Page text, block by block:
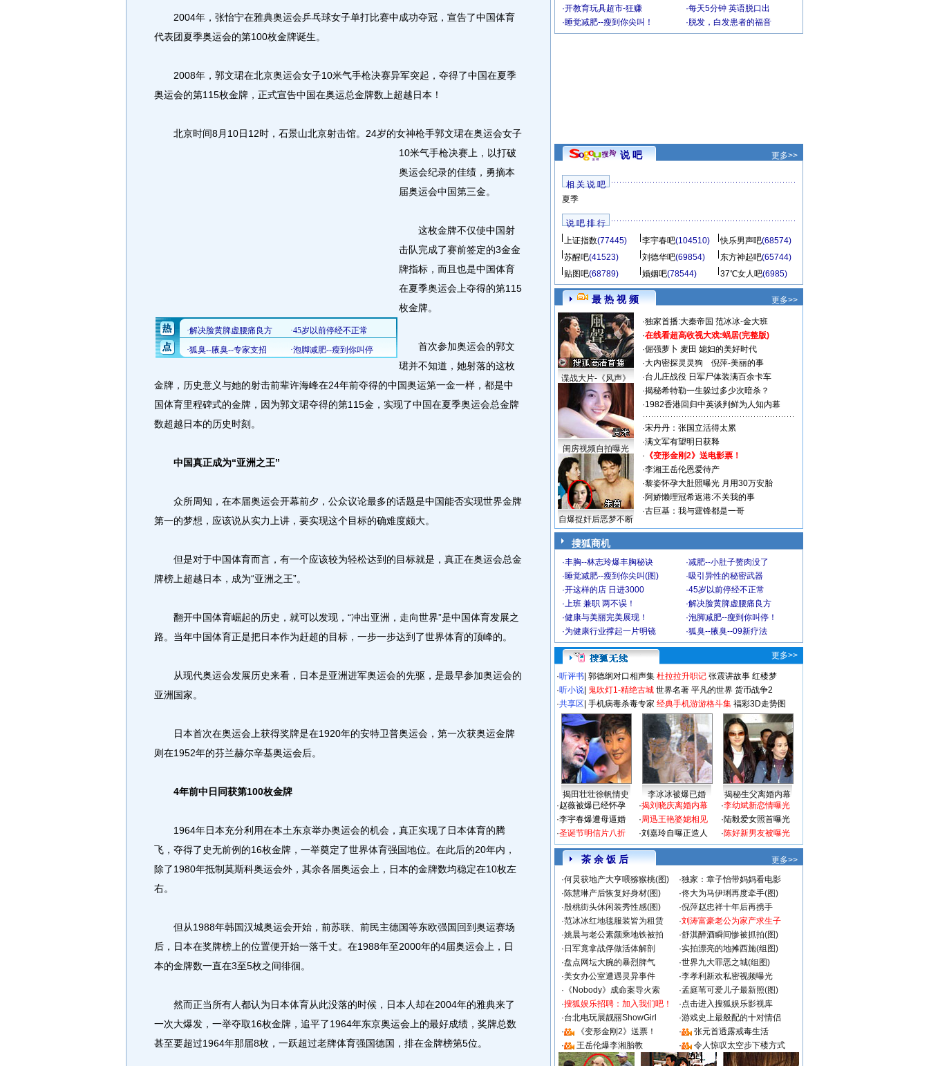
2004年，张怡宁在雅典奥运会乒乓球女子单打比赛中成功夺冠，宣告了中国体育
代表团夏季奥运会的第100枚金牌诞生。
2008年，郭文珺在北京奥运会女子10米气手枪决赛异军突起，夺得了中国在夏季
奥运会的第115枚金牌，正式宣告中国在奥运总金牌数上超越日本！
北京时间8月10日12时，石景山北京射击馆。 24岁的女神枪手郭文珺在奥运会女子
10米气手枪决赛上，以打破
奥运会纪录的佳绩，勇摘本
届奥运会中国第三金。
这枚金牌不仅使中国射
击队完成了赛前签定的3金金
牌指标，而且也是中国体育
在夏季奥运会上夺得的第115
枚金牌。
首次参加奥运会的郭文
珺并不知道，她射落的这枚
金牌，历史意义与她的射击前辈许海峰在24年前夺得的中国奥运第一金一样，都是中
国体育里程碑式的金牌，因为郭文珺夺得的第115金，实现了中国在夏季奥运会总金牌
数超越日本的历史时刻。
中国真正成为“亚洲之王”
众所周知，在本届奥运会开幕前夕，公众议论最多的话题是中国能否实现世界金牌
第一的梦想，应该说从实力上讲，要实现这个目标的确难度颇大。
但是对于中国体育而言，有一个应该较为轻松达到的目标就是，真正在奥运会总金
牌榜上超越日本，成为“亚洲之王”。
翻开中国体育崛起的历史，就可以发现，“冲出亚洲，走向世界”是中国体育发展之
路。当年中国体育正是把日本作为赶超的目标，一步一步达到了世界体育的顶峰的。
从现代奥运会发展历史来看，日本是亚洲进军奥运会的先驱，是最早参加奥运会的
亚洲国家。
日本首次在奥运会上获得奖牌是在1920年的安特卫普奥运会，第一次获奥运金牌
则在1952年的芬兰赫尔辛基奥运会后。
4年前中日同获第100枚金牌
1964年日本充分利用在本土东京举办奥运会的机会，真正实现了日本体育的腾
飞，夺得了史无前例的16枚金牌，一举奠定了世界体育强国地位。在此后的20年内，
除了1980年抵制莫斯科奥运会外，其余各届奥运会上，日本的金牌数均稳定在10枚左
右。
但从1988年韩国汉城奥运会开始，前苏联、前民主德国等东欧强国回到奥运赛场
后，日本在奖牌榜上的位置便开始一落千丈。在1988年至2000年的4届奥运会上，日
本的金牌数一直在3至5枚之间徘徊。
然而正当所有人都认为日本体育从此没落的时候，日本人却在2004年的雅典来了
一次大爆发，一举夺取16枚金牌，追平了1964年东京奥运会上的最好成绩，奖牌总数
甚至要超过1964年那届8枚，一跃超过老牌体育强国德国，排在金牌榜第5位。
·开教育玩具超市-狂赚 ·每天5分钟 英语脱口出
·睡觉减肥--瘦到你尖叫！ · 脱发，白发患者的福音
说 吧 更多>>
相 关 说 吧
夏季
说 吧 排 行
上证指数(77445) 李宇春吧(104510) 快乐男声吧(68574)
苏醒吧(41523) 刘德华吧(69854) 东方神起吧(65744)
贴图吧(68789) 婚姻吧(78544) 37℃女人吧(6985)
最 热 视 频 更多>>
谍战大片-《风声》
闺房视频自拍曝光
自爆捉奸后恶梦不断
·独家首播:大秦帝国 范冰冰-金大班
·在线看超高收视大戏:蜗居(完整版)
·倔强萝卜 麦田 媳妇的美好时代
·大内密探灵灵狗
倪萍-美丽的事
·台儿庄战役 日军尸体装满百余卡车
·揭秘希特勒一生躲过多少次暗杀？
·1982香港回归中英谈判鲜为人知内幕
·宋丹丹：张国立活得太累
·满文军有望明日获释
· 《变形金刚2》送电影票！
·李湘王岳伦恩爱待产
·黎姿怀孕大肚照曝光 月用30万安胎
·阿娇懒理冠希返港:不关我的事
·古巨基：我与霆锋都是一哥
搜狐商机
·丰胸--林志玲爆丰胸秘诀 ·减肥--小肚子赘肉没了
·睡觉减肥--瘦到你尖叫(图) ·吸引异性的秘密武器
·开这样的店 日进3000 ·45岁以前停经不正常
·上班 兼职 两不误！ ·解决脸黄脾虚腰痛良方
·健康与美丽完美展现！ ·泡脚减肥--瘦到你叫停！
·为健康行业撑起一片明镜 ·狐臭--腋臭--09新疗法
更多>>
·听评书 郭德纲对口相声集 杜拉拉升职记 张震讲故事 红楼梦
·听小说 鬼吹灯1-精绝古城 世界名著 平凡的世界 货币战争2
·共享区 手机病毒杀毒专家 经典手机游游格斗集 福彩3D走势图
揭田壮壮徐帆情史 李冰冰被爆已婚
揭秘生父离婚内幕
·赵薇被爆已经怀孕
·李宇春爆遭母逼婚
·圣诞节明信片八折
·揭刘晓庆离婚内幕
·周迅王艳婆媳相见
·刘嘉玲自曝正造人
·李幼斌新恋情曝光
·陆毅爱女照首曝光
·陈好新男友被曝光
茶 余 饭 后
更多>>
·何炅获地产大亨喂猕猴桃(图) ·独家：章子怡带妈妈看电影
·陈慧琳产后恢复好身材(图) ·佟大为马伊琍再度牵手(图)
·殷桃街头休闲装秀性感(图) ·倪萍赵忠祥十年后再携手
·范冰冰红地毯服装皆为租赁 ·刘涛富豪老公为家产求生子
·姚晨与老公素颜乘地铁被拍 ·舒淇醉酒瞬间惨被抓拍(图)
· 日军竟拿战俘做活体解剖 ·实拍漂亮的地摊西施(组图)
·盘点网坛大腕的暴烈脾气 ·世界九大罪恶之城(组图)
·美女办公室遭遇灵异事件 ·李孝利新欢私密视频曝光
· 《Nobody》成命案导火索 ·孟庭苇可爱儿子最新照(图)
·搜狐娱乐招聘：加入我们吧！ ·点击进入搜狐娱乐影视库
·台北电玩展靓丽ShowGirl ·游戏史上最般配的十对情侣
·
《变形金刚2》送票！ ·
张元首透露戒毒生活
·
王岳伦爆李湘胎教 · 令人惊叹太空步下楼方式